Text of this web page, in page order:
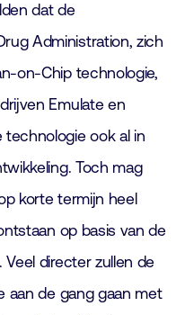
dat de
Administration, zich
on-Chip technologie,
Emulate en
ook al in
Toch mag
korte termijn heel
op basis van de
directer zullen de
aan de gang gaan met